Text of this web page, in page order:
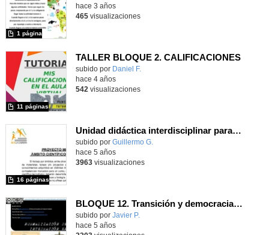
1 página
hace 3 años
465visualizaciones
TALLER BLOQUE 2. CALIFICACIONES
Contenido educativo.
subido por Daniel F.
11 páginas
hace 4 años
542 visualizaciones
Unidad didáctica interdisciplinar para el Ámbito Científico-Tecnológico de 1º y 2º ESO
Contenido educativo.
subido por Guillermo G.
16 páginas
hace 5 años
3963visualizaciones
BLOQUE 12. Transición y democracia (1975-actualidad)
Contenido educativo.
subido por Javier P.
hace 5 años